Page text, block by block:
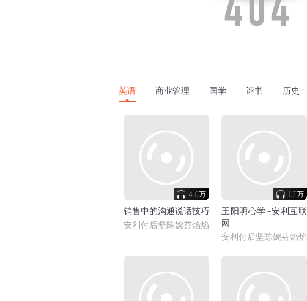
英语 商业管理 国学 评书 历史
4.8万
销售中的沟通说话技巧
安利付后坚陈婉芬焰焰
1.7万
王阳明心学~安利互联
网
安利付后坚陈婉芬焰焰